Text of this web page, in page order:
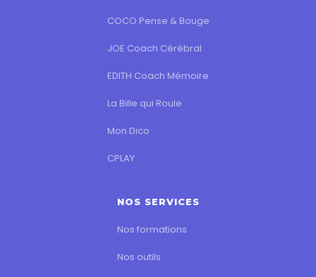
COCO Pense & Bouge
JOE Coach Cérébral
EDITH Coach Mémoire
La Bille qui Roule
Mon Dico
CPLAY
NOS SERVICES
Nos formations
Nos outils